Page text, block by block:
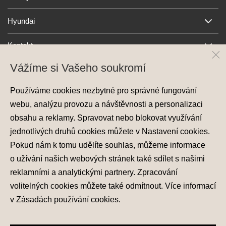
Hyundai
Kontakt
© 2026 Hyundai Motor Czech s.r.o.
Všechna práva vyhrazena
Ochrana osobních údajů
Nastavení cookies
Vážíme si Vašeho soukromí
Používáme cookies nezbytné pro správné fungování
webu, analýzu provozu a návštěvnosti a personalizaci
obsahu a reklamy. Spravovat nebo blokovat využívání
jednotlivých druhů cookies můžete v Nastavení cookies.
Pokud nám k tomu udělíte souhlas, můžeme informace
o užívání našich webových stránek také sdílet s našimi
reklamními a analytickými partnery. Zpracování
volitelných cookies můžete také odmítnout. Více informací
v Zásadách používání cookies.